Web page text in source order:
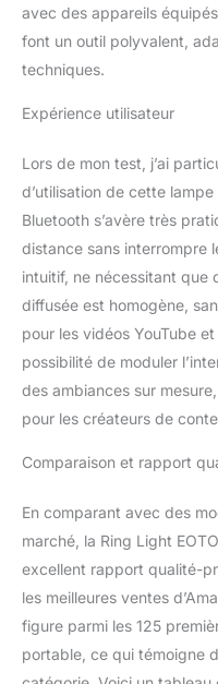
avec des appareils
font un outil polyvalent,
techniques.
Expérience utilisateur
Lors de mon test, j’ai
d’utilisation de cette
Bluetooth s’avère très
distance sans interrompre
intuitif, ne nécessitant que
diffusée est homogène,
pour les vidéos YouTube
possibilité de moduler
des ambiances sur
pour les créateurs de
Comparaison et rapport
En comparant avec des
marché, la Ring Light
excellent rapport qualité-
les meilleures ventes
figure parmi les 125
portable, ce qui témoigne